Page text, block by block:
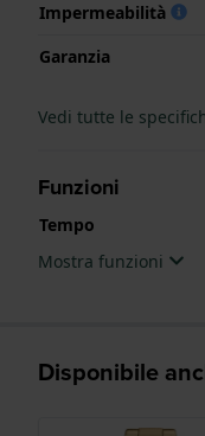
Impermeabilità
Garanzia
Vedi tutte le
Funzioni
Tempo
Mostra funzioni
Disponibile